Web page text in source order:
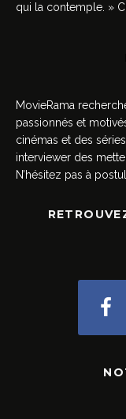
qui la contemple. »
MovieRama
passionnés et
cinémas et des
interviewer des
N’hésitez pas à